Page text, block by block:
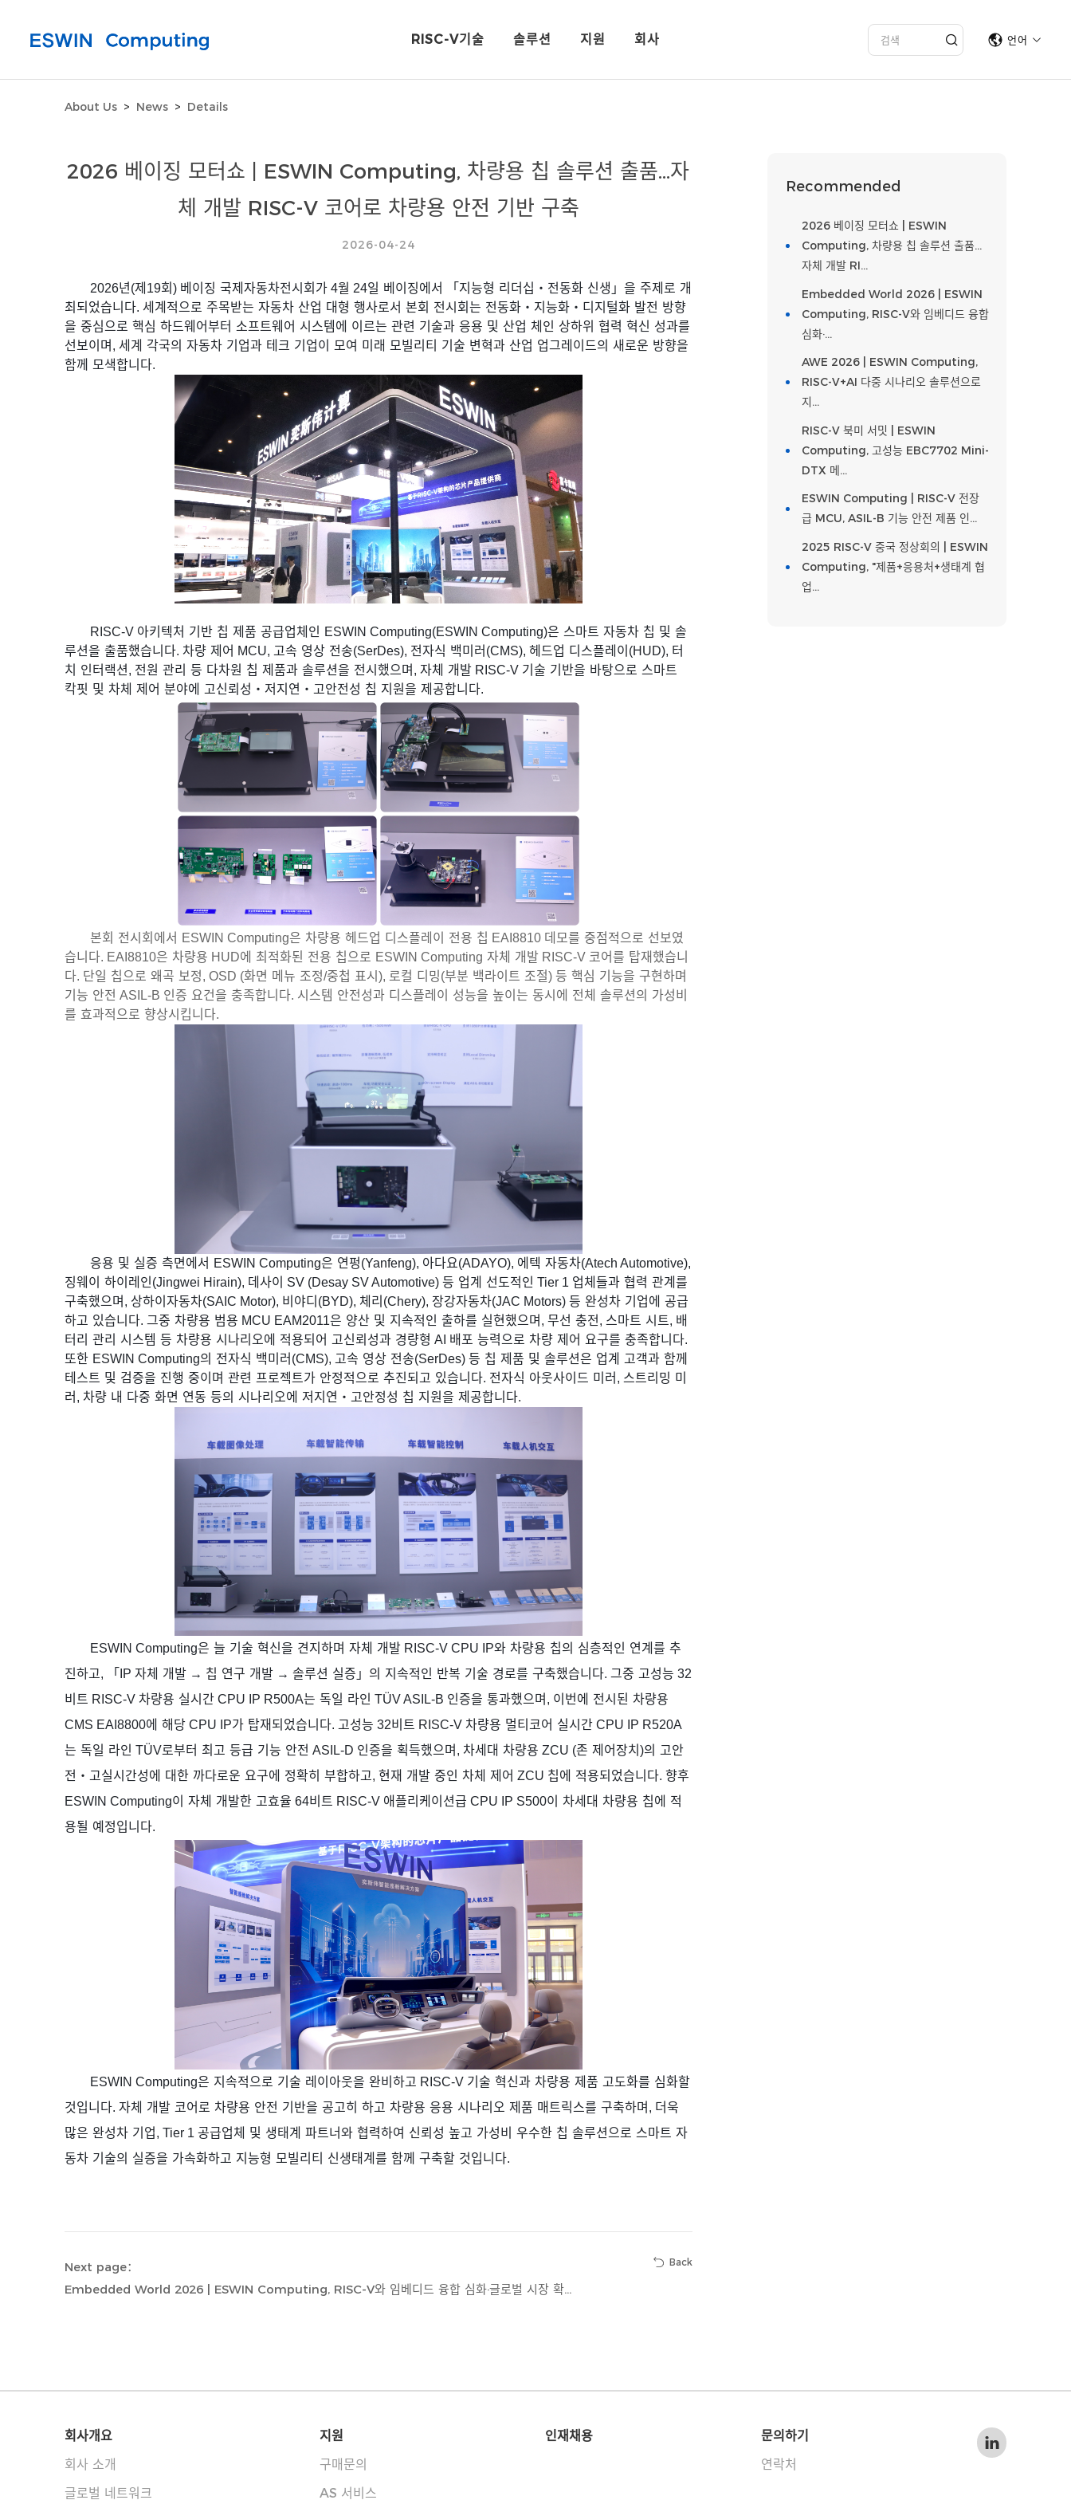
RISC-V기술 솔루션 지원 회사 언어
About Us> News> Details
2026 베이징 모터쇼 | ESWIN Computing, 차량용 칩 솔루션 출품…자
체 개발 RISC-V 코어로 차량용 안전 기반 구축
2026-04-24
2026년(제 19회 ) 베이징 국제자동차전시회가4월 24일 베이징에서 「 지능형 리더십 ・ 전동화 신생 」 을 주제로 개
최되었습니다. 세계적으로 주목받는 자동차 산업 대형 행사로서 본회 전시회는 전동화・ 지능화・ 디지털화 발전 방향
을 중심으로 핵심 하드웨어부터 소프트웨어 시스템에 이르는 관련 기술과 응용 및 산업 체인 상하위 협력 혁신 성과를
선보이며 , 세계 각국의 자동차 기업과 테크 기업이 모여 미래 모빌리티 기술 변혁과 산업 업그레이드의 새로운 방향을
함께
모색합니다.
RISC-V 아키텍처 기반 칩 제품 공급업체인 ESWIN Computing(ESWIN Computing)은 스마트 자동차 칩 및 솔
루션을 출품했습니다. 차량 제어 MCU, 고속 영상 전송(SerDes), 전자식 백미러 (CMS), 헤드업 디스플레이 (HUD), 터
치
인터랙션, 전원 관리 등 다차원 칩 제품과 솔루션을 전시했으며 , 자체 개발RISC-V 기술 기반을 바탕으로 스마트
칵핏 및 차체 제어 분야에 고신뢰성 ・ 저지연 ・ 고안전성 칩 지원을 제공합니다.
본회 전시회에서 ESWIN Computing은 차량용 헤드업 디스플레이 전용 칩 EAI8810 데모를 중점적으로 선보였
습니다. EAI8810은 차량용 HUD에 최적화된 전용 칩으로 ESWIN Computing 자체 개발RISC-V 코어를 탑재했습니
다. 단일 칩으로 왜곡 보정, OSD (화면 메뉴 조정/중첩 표시 ), 로컬 디밍(부분 백라이트 조절) 등 핵심 기능을 구현하며
기능 안전 ASIL-B 인증 요건을 충족합니다. 시스템 안전성과 디스플레이 성능을 높이는 동시에 전체 솔루션의 가성비
를 효과적으로 향상시킵니다.
응용 및 실증 측면에서 ESWIN Computing은 연펑(Yanfeng), 아다요(ADAYO), 에텍 자동차(Atech Automotive),
징웨이
하이레인(Jingwei Hirain), 데사이 SV (Desay SV Automotive) 등 업계 선도적인 Tier 1 업체들과 협력 관계를
구축했으며 , 상하이자동차(SAIC Motor), 비야디 (BYD), 체리 (Chery), 장강자동차(JAC Motors) 등 완성차 기업에
공급
하고 있습니다. 그중 차량용 범용 MCU EAM2011은 양산 및 지속적인 출하를 실현했으며 , 무선 충전, 스마트 시트, 배
터리 관리 시스템 등 차량용 시나리오에 적용되어 고신뢰성과 경량형 AI 배포 능력으로 차량 제어 요구를 충족합니다.
또한 ESWIN Computing의 전자식 백미러 (CMS), 고속 영상 전송(SerDes) 등 칩 제품 및 솔루션은 업계 고객과 함께
테스트 및 검증을 진행 중이며 관련 프로젝트가 안정적으로 추진되고 있습니다. 전자식 아웃사이드 미러 , 스트리밍 미
러 , 차량 내 다중 화면 연동 등의 시나리오에 저지연 ・ 고안정성 칩 지원을 제공합니다.
ESWIN Computing은 늘 기술 혁신을 견지하며 자체 개발RISC-V CPU IP와 차량용 칩의 심층적인 연계를 추
진하고, 「 IP 자체 개발→ 칩 연구 개발→ 솔루션 실증 」 의 지속적인 반복 기술 경로를 구축했습니다. 그중 고성능 32
비트 RISC-V 차량용 실시간CPU IP R500A는 독일 라인 TÜV ASIL-B 인증을 통과했으며 , 이번에 전시된 차량용
CMS EAI8800에 해당CPU IP가 탑재되었습니다. 고성능 32비트 RISC-V 차량용 멀티코어 실시간CPU IP R520A
는 독일 라인 TÜV로부터 최고 등급 기능 안전 ASIL-D 인증을 획득했으며 , 차세대 차량용 ZCU (존 제어장치 )의
고안
전 ・ 고실시간성에 대한 까다로운 요구에 정확히 부합하고, 현재 개발 중인 차체 제어 ZCU 칩에 적용되었습니다. 향후
ESWIN Computing이 자체 개발한 고효율 64비트 RISC-V 애플리케이션급 CPU IP S500이 차세대 차량용 칩에
적
용될 예정입니다.
ESWIN Computing은 지속적으로 기술 레이아웃을 완비하고 RISC-V 기술 혁신과 차량용 제품 고도화를 심화할
것입니다. 자체 개발 코어로 차량용 안전 기반을 공고히 하고 차량용 응용 시나리오 제품 매트릭스를 구축하며 , 더욱
많은 완성차 기업, Tier 1 공급업체 및 생태계 파트너와 협력하여 신뢰성 높고 가성비 우수한 칩 솔루션으로 스마트 자
동차 기술의 실증을 가속화하고 지능형 모빌리티 신생태계를 함께 구축할 것입니다.
Next page：
Embedded World 2026 | ESWIN Computing, RISC-V와 임베디드 융합 심화·글로벌 시장 확장 가속화
Back
Recommended
2026 베이징 모터쇼 | ESWIN
Computing, 차량용 칩 솔루션 출품…
자체 개발 RI…
Embedded World 2026 | ESWIN
Computing, RISC-V와 임베디드 융합
심화·…
AWE 2026 | ESWIN Computing,
RISC-V+AI 다중 시나리오 솔루션으로
지…
RISC-V 북미 서밋 | ESWIN
Computing, 고성능 EBC7702 Mini-
DTX 메…
ESWIN Computing | RISC-V 전장
급 MCU, ASIL-B 기능 안전 제품 인…
2025 RISC-V 중국 정상회의 | ESWIN
Computing, "제품+응용처+생태계 협
업…
회사개요
회사 소개
글로벌 네트워크
지원
구매문의
AS 서비스
인재채용
문의하기
연락처